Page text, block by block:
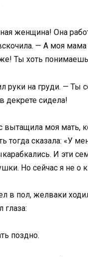
женщина! Она
— А моя
Ты хоть
руки на груди. —
декрете сидела!
вытащила моя мать,
тогда сказала: «У
И эти
Но сейчас я не о
в пол, желваки
глаза:
поздно.